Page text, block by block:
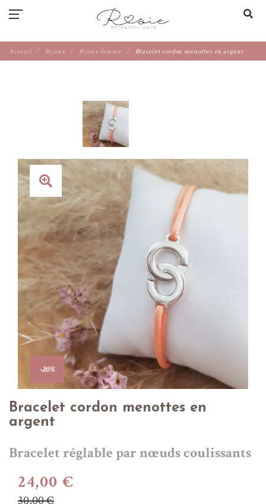
Accueil Bijoux Bijoux femme Bracelet cordon menottes en argent
-20%
Bracelet cordon menottes en
argent
Bracelet réglable par nœuds coulissants
24,00 €
30,00 €